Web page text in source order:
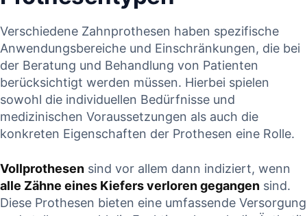
Verschiedene Zahnprothesen ‌haben spezifische
‍Anwendungsbereiche und‍ Einschränkungen, die bei
der Beratung und Behandlung von‌ Patienten
berücksichtigt werden ‍müssen. Hierbei spielen
sowohl die individuellen​ Bedürfnisse und
medizinischen Voraussetzungen ⁤als auch die⁢
konkreten Eigenschaften⁢ der Prothesen eine Rolle.
Vollprothesen sind vor allem dann‍ indiziert, wenn
alle Zähne eines ‍Kiefers verloren gegangen sind.
Diese Prothesen bieten ⁤eine umfassende Versorgung